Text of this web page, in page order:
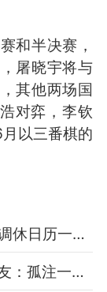
和半决赛，
屠晓宇将与
其他两场国
对弈，李钦
以三番棋的
2025假期放假时间表 2025年放假调休日历一览表
中科院博士还原被骗至缅甸经历 网友：孤注一掷现实版